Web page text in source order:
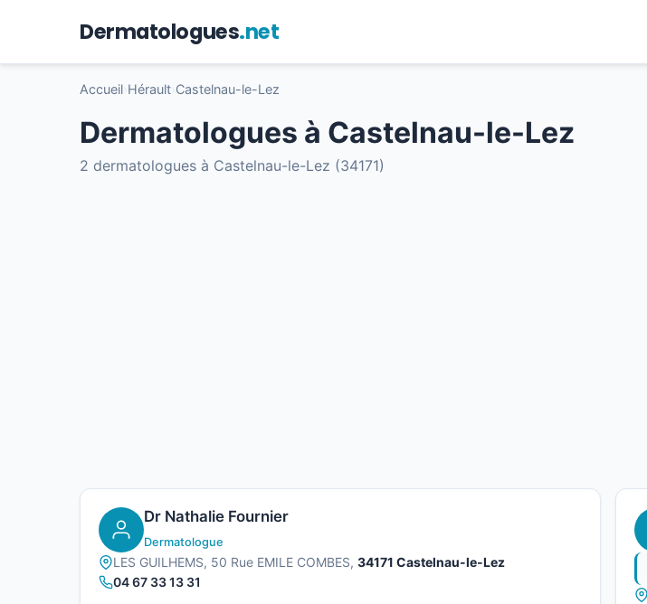
Dermatologues.net
Accueil Hérault Castelnau-le-Lez
Dermatologues à Castelnau-le-Lez
2 dermatologues à Castelnau-le-Lez (34171)
Dr Nathalie Fournier
Dermatologue
LES GUILHEMS, 50 Rue EMILE COMBES, 34171 Castelnau-le-Lez
04 67 33 13 31